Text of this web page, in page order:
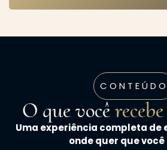
CONTEÚDO
O que você
Uma experiência completa de
onde quer que